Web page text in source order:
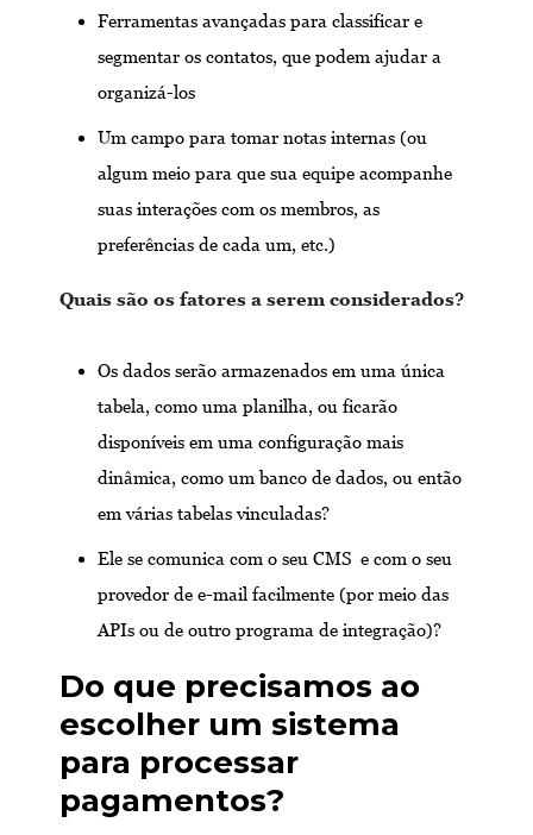
Ferramentas avançadas para classificar e
segmentar os contatos, que podem ajudar a
organizá-los
Um campo para tomar notas internas (ou
algum meio para que sua equipe acompanhe
suas interações com os membros, as
preferências de cada um, etc.)
Quais são os fatores a serem considerados?
Os dados serão armazenados em uma única
tabela, como uma planilha, ou ficarão
disponíveis em uma configuração mais
dinâmica, como um banco de dados, ou então
em várias tabelas vinculadas?
Ele se comunica com o seu CMS e com o seu
provedor de e-mail facilmente (por meio das
APIs ou de outro programa de integração)?
Do que precisamos ao
escolher um sistema
para processar
pagamentos?